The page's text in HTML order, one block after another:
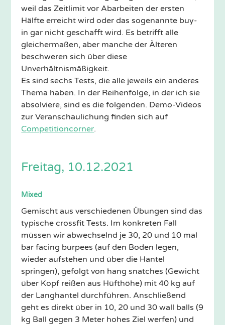
weil das Zeitlimit vor Abarbeiten der ersten
Hälfte erreicht wird oder das sogenannte buy-
in gar nicht geschafft wird. Es betrifft alle
gleichermaßen, aber manche der Älteren
beschweren sich über diese
Unverhältnismäßigkeit.
Es sind sechs Tests, die alle jeweils ein anderes
Thema haben. In der Reihenfolge, in der ich sie
absolviere, sind es die folgenden. Demo-Videos
zur Veranschaulichung finden sich auf
Competitioncorner.
Freitag, 10.12.2021
Mixed
Gemischt aus verschiedenen Übungen sind das
typische crossfit Tests. Im konkreten Fall
müssen wir abwechselnd je 30, 20 und 10 mal
bar facing burpees (auf den Boden legen,
wieder aufstehen und über die Hantel
springen), gefolgt von hang snatches (Gewicht
über Kopf reißen aus Hüfthöhe) mit 40 kg auf
der Langhantel durchführen. Anschließend
geht es direkt über in 10, 20 und 30 wall balls (9
kg Ball gegen 3 Meter hohes Ziel werfen) und